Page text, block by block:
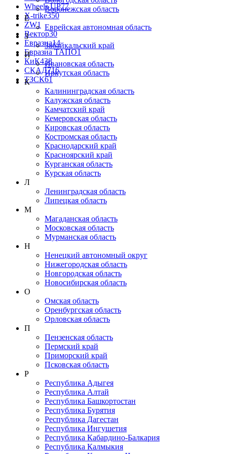
Wheels UP77
X-trike350
ZW1
Вектор30
Евразиа14
Евразиа ТАПО1
КиК438
СКАД716
ТЗСК61
Воронежская область
Е
Еврейская автономная область
З
Забайкальский край
И
Ивановская область
Иркутская область
К
Калининградская область
Калужская область
Камчатский край
Кемеровская область
Кировская область
Костромская область
Краснодарский край
Красноярский край
Курганская область
Курская область
Л
Ленинградская область
Липецкая область
М
Магаданская область
Московская область
Мурманская область
Н
Ненецкий автономный округ
Нижегородская область
Новгородская область
Новосибирская область
О
Омская область
Оренбургская область
Орловская область
П
Пензенская область
Пермский край
Приморский край
Псковская область
Р
Республика Адыгея
Республика Алтай
Республика Башкортостан
Республика Бурятия
Республика Дагестан
Республика Ингушетия
Республика Кабардино-Балкария
Республика Калмыкия